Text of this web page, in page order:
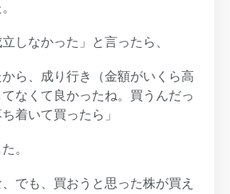
しなかった」と言ったら、
から、成り行き（金額がいくら高
なくて良かったね。買うんだっ
着いて買ったら」
。
でも、買おうと思った株が買え